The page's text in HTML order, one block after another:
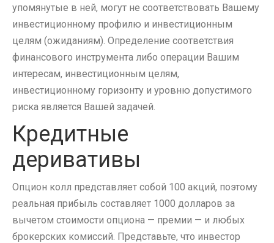
упомянутые в ней, могут не соответствовать Вашему
инвестиционному профилю и инвестиционным
целям (ожиданиям). Определение соответствия
финансового инструмента либо операции Вашим
интересам, инвестиционным целям,
инвестиционному горизонту и уровню допустимого
риска является Вашей задачей.
Кредитные
деривативы
Опцион колл представляет собой 100 акций, поэтому
реальная прибыль составляет 1000 долларов за
вычетом стоимости опциона — премии — и любых
брокерских комиссий. Представьте, что инвестор